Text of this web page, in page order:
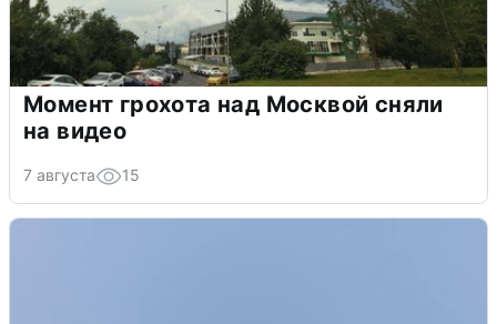
Момент грохота над Москвой сняли
на видео
7 августа 15